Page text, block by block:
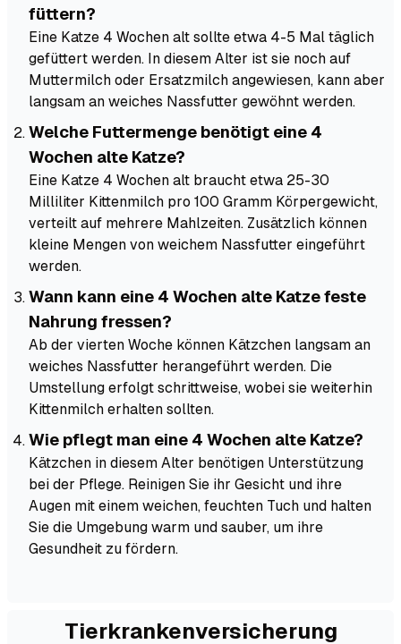
füttern?
Eine Katze 4 Wochen alt sollte etwa 4-5 Mal täglich
gefüttert werden. In diesem Alter ist sie noch auf
Muttermilch oder Ersatzmilch angewiesen, kann aber
langsam an weiches Nassfutter gewöhnt werden.
Welche Futtermenge benötigt eine 4
Wochen alte Katze?
Eine Katze 4 Wochen alt braucht etwa 25-30
Milliliter Kittenmilch pro 100 Gramm Körpergewicht,
verteilt auf mehrere Mahlzeiten. Zusätzlich können
kleine Mengen von weichem Nassfutter eingeführt
werden.
Wann kann eine 4 Wochen alte Katze feste
Nahrung fressen?
Ab der vierten Woche können Kätzchen langsam an
weiches Nassfutter herangeführt werden. Die
Umstellung erfolgt schrittweise, wobei sie weiterhin
Kittenmilch erhalten sollten.
Wie pflegt man eine 4 Wochen alte Katze?
Kätzchen in diesem Alter benötigen Unterstützung
bei der Pflege. Reinigen Sie ihr Gesicht und ihre
Augen mit einem weichen, feuchten Tuch und halten
Sie die Umgebung warm und sauber, um ihre
Gesundheit zu fördern.
Tierkranken­versicherung